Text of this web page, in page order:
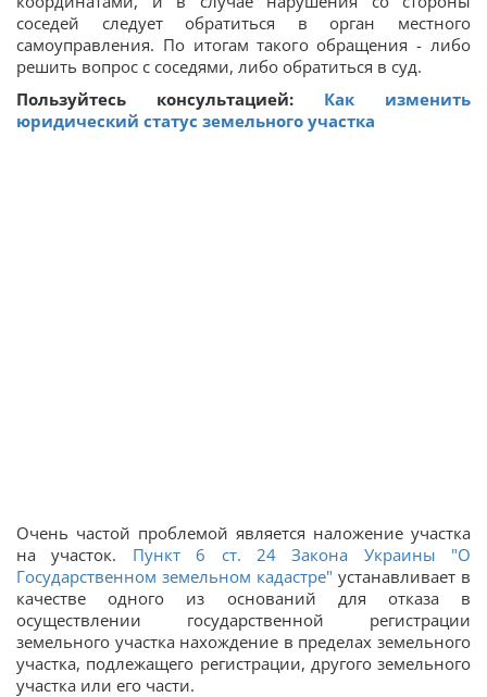
соседей следует обратиться в орган местного
самоуправления. По итогам такого обращения - либо
решить вопрос с соседями, либо обратиться в суд.
Пользуйтесь консультацией: Как изменить
юридический статус земельного участка
Очень частой проблемой является наложение участка
на участок. Пункт 6 ст. 24 Закона Украины "О
Государственном земельном кадастре" устанавливает в
качестве одного из оснований для отказа в
осуществлении государственной регистрации
земельного участка нахождение в пределах земельного
участка, подлежащего регистрации, другого земельного
участка или его части.